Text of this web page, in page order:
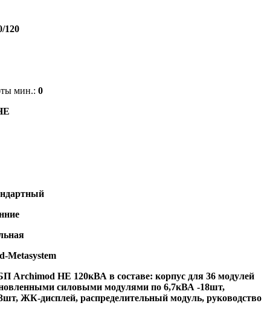
120
мин.:0
Metasystem
Archimod HE 120кВА в составе: корпус для 36 модулей
силовыми модулями по 6,7кВА -18шт,
ЖК-дисплей, распределительный модуль, руководство